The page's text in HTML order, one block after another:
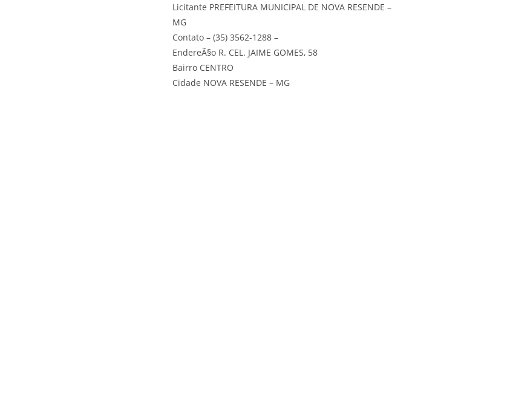
Licitante PREFEITURA MUNICIPAL DE NOVA RESENDE –
MG
Contato – (35) 3562-1288 –
EndereÃ§o R. CEL. JAIME GOMES, 58
Bairro CENTRO
Cidade NOVA RESENDE – MG